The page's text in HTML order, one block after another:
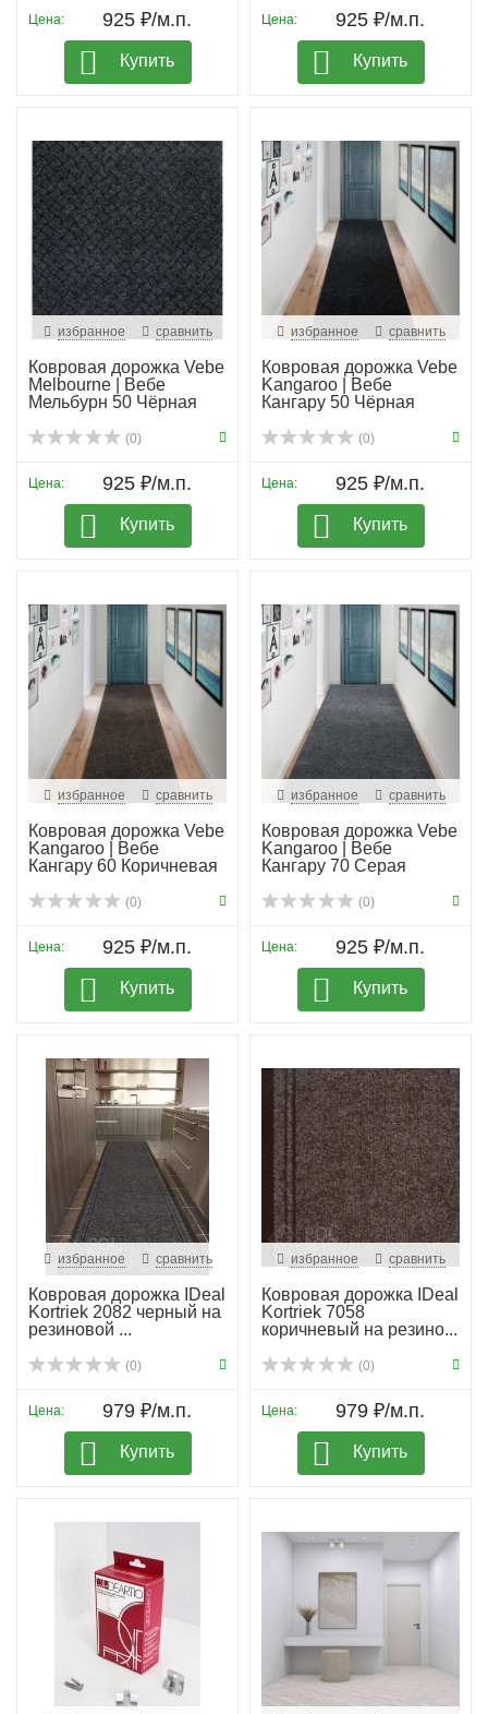
Цена: 925 ₽/м.п.
Купить
Цена: 925 ₽/м.п.
Купить
избранное сравнить
Ковровая дорожка Vebe
Melbourne | Вебе
Мельбурн 50 Чёрная
(0)
Цена: 925 ₽/м.п.
Купить
избранное сравнить
Ковровая дорожка Vebe
Kangaroo | Вебе
Кангару 50 Чёрная
(0)
Цена: 925 ₽/м.п.
Купить
избранное сравнить
Ковровая дорожка Vebe
Kangaroo | Вебе
Кангару 60 Коричневая
(0)
Цена: 925 ₽/м.п.
Купить
избранное сравнить
Ковровая дорожка Vebe
Kangaroo | Вебе
Кангару 70 Серая
(0)
Цена: 925 ₽/м.п.
Купить
избранное сравнить
Ковровая дорожка IDeal
Kortriek 2082 черный на
резиновой ...
(0)
Цена: 979 ₽/м.п.
Купить
избранное сравнить
Ковровая дорожка IDeal
Kortriek 7058
коричневый на резино...
(0)
Цена: 979 ₽/м.п.
Купить